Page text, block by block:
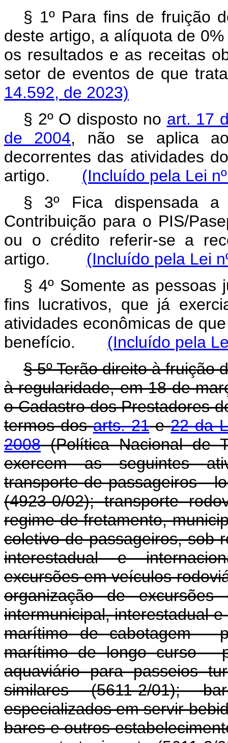
§ 1º Para fins de fruição
deste artigo, a alíquota de
os resultados e as receitas
setor de eventos de que
14.592, de 2023)
§ 2º O disposto no art. 17
de 2004, não se aplica
decorrentes das atividades
artigo. (Incluído pela Lei
§ 3º Fica dispensada
Contribuição para o PIS/
ou o crédito referir-se a
artigo. (Incluído pela Lei
§ 4º Somente as pessoas
fins lucrativos, que já
atividades econômicas de
benefício. (Incluído pela
§ 5º Terão direito à fruição
à regularidade, em 18 de
o Cadastro dos Prestadores
termos dosarts. 21e22 da
2008(Política Nacional de
exercem as seguintes
transporte de passageiros -
(4923-0/02); transporte
regime de fretamento,
coletivo de passageiros, sob
interestadual e
excursões em veículos
organização de
intermunicipal, interestadual
marítimo de cabotagem -
marítimo de longo curso -
aquaviário para passeios
similares (5611-2/01);
especializados em servir
bares e outros